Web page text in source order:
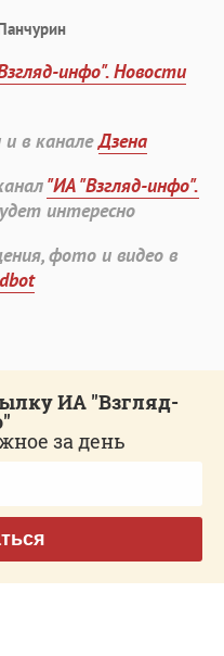
инфо". Новости
и в каналеДзена
"ИА "Взгляд-инфо".
интересно
фото и видео в
ИА "Взгляд-
за день